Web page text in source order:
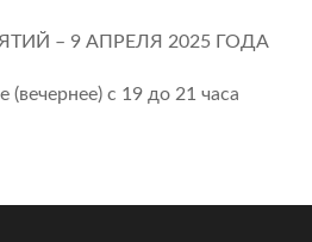
– 9 АПРЕЛЯ 2025 ГОДА
(вечернее) с 19 до 21 часа